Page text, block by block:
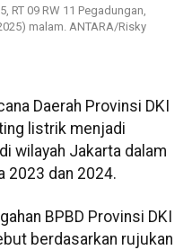
RT 09 RW 11 Pegadungan,
malam. ANTARA/Risky
Daerah Provinsi DKI
listrik menjadi
wilayah Jakarta dalam
2023 dan 2024.
BPBD Provinsi DKI
berdasarkan rujukan